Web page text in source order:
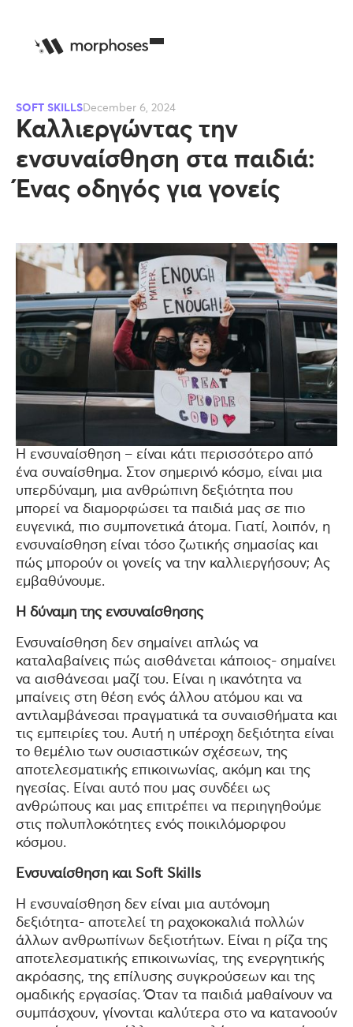
SOFT SKILLSDecember 6, 2024
Καλλιεργώντας την
ενσυναίσθηση στα παιδιά:
Ένας οδηγός για γονείς
Η ενσυναίσθηση – είναι κάτι περισσότερο από
ένα συναίσθημα. Στον σημερινό κόσμο, είναι μια
υπερδύναμη, μια ανθρώπινη δεξιότητα που
μπορεί να διαμορφώσει τα παιδιά μας σε πιο
ευγενικά, πιο συμπονετικά άτομα. Γιατί, λοιπόν, η
ενσυναίσθηση είναι τόσο ζωτικής σημασίας και
πώς μπορούν οι γονείς να την καλλιεργήσουν; Ας
εμβαθύνουμε.
Η δύναμη της ενσυναίσθησης
Ενσυναίσθηση δεν σημαίνει απλώς να
καταλαβαίνεις πώς αισθάνεται κάποιος- σημαίνει
να αισθάνεσαι μαζί του. Είναι η ικανότητα να
μπαίνεις στη θέση ενός άλλου ατόμου και να
αντιλαμβάνεσαι πραγματικά τα συναισθήματα και
τις εμπειρίες του. Αυτή η υπέροχη δεξιότητα είναι
το θεμέλιο των ουσιαστικών σχέσεων, της
αποτελεσματικής επικοινωνίας, ακόμη και της
ηγεσίας. Είναι αυτό που μας συνδέει ως
ανθρώπους και μας επιτρέπει να περιηγηθούμε
στις πολυπλοκότητες ενός ποικιλόμορφου
κόσμου.
Eνσυναίσθηση και Soft Skills
Η ενσυναίσθηση δεν είναι μια αυτόνομη
δεξιότητα- αποτελεί τη ραχοκοκαλιά πολλών
άλλων ανθρωπίνων δεξιοτήτων. Είναι η ρίζα της
αποτελεσματικής επικοινωνίας, της ενεργητικής
ακρόασης, της επίλυσης συγκρούσεων και της
ομαδικής εργασίας. Όταν τα παιδιά μαθαίνουν να
συμπάσχουν, γίνονται καλύτερα στο να κατανοούν